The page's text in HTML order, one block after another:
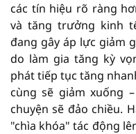
các tín hiệu rõ ràng
và tăng trưởng kinh
đang gây áp lực giảm
do làm gia tăng kỳ
phát tiếp tục tăng
cùng sẽ giảm xuống
chuyện sẽ đảo chiều.
"chìa khóa" tác động